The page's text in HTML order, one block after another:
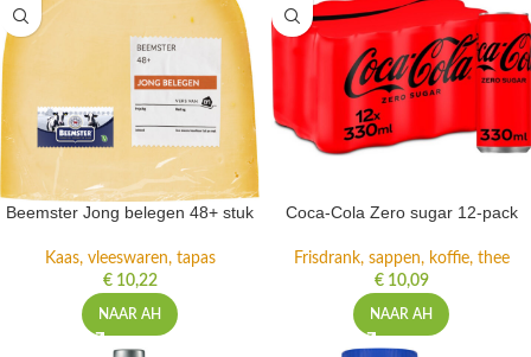
Beemster Jong belegen 48+ stuk
Kaas, vleeswaren, tapas
€10,22
NAAR AH
Coca-Cola Zero sugar 12-pack
Frisdrank, sappen, koffie, thee
€10,09
NAAR AH